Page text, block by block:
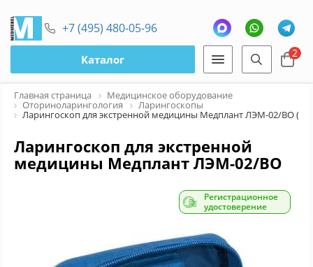
+7 (495) 480-05-96
Каталог 2
Главная страница Медицинское оборудование
Оториноларингология Ларингоскопы
Ларингоскоп для экстренной медицины Медплант ЛЭМ-02/ВО (3
Ларингоскоп для экстренной
медицины Медплант ЛЭМ-02/ВО
Регистрационное
удостоверение